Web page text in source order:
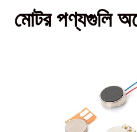
মোটর পণ্যগুলি